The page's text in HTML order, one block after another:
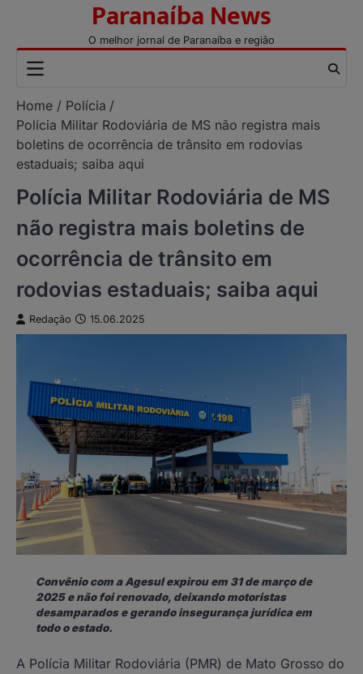
content
Paranaíba News
O melhor jornal de Paranaíba e região
Home
Polícia
Polícia Militar Rodoviária de MS não registra mais
boletins de ocorrência de trânsito em rodovias
estaduais; saiba aqui
Polícia Militar Rodoviária de MS
não registra mais boletins de
ocorrência de trânsito em
rodovias estaduais; saiba aqui
Redação 15.06.2025
Convênio com a Agesul expirou em 31 de março de
2025 e não foi renovado, deixando motoristas
desamparados e gerando insegurança jurídica em
todo o estado.
A Polícia Militar Rodoviária (PMR) de Mato Grosso do